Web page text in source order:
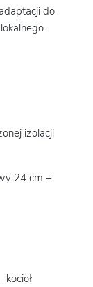
do
izolacji
24 cm +
kocioł